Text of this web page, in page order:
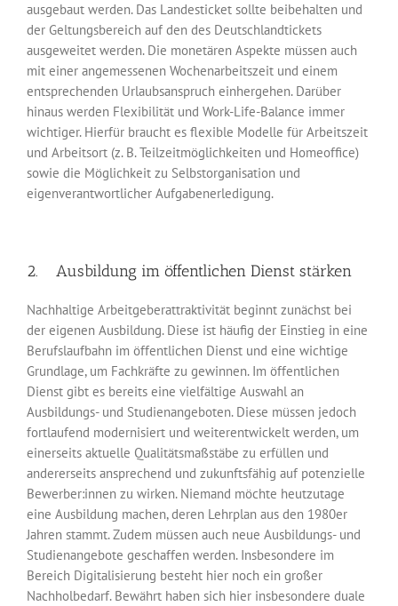
ausgebaut werden. Das Landesticket sollte beibehalten und
der Geltungsbereich auf den des Deutschlandtickets
ausgeweitet werden. Die monetären Aspekte müssen auch
mit einer angemessenen Wochen­arbeitszeit und einem
entsprechenden Urlaubsanspruch einhergehen. Darüber
hinaus werden Flexibilität und Work-Life-Balance immer
wichtiger. Hierfür braucht es flexible Modelle für Arbeitszeit
und Arbeitsort (z. B. Teilzeitmöglichkeiten und Homeoffice)
sowie die Möglichkeit zu Selbstorganisation und
eigenverantwortlicher Aufgaben­erledigung.
2. Ausbildung im öffentlichen Dienst stärken
Nachhaltige Arbeitgeberattraktivität beginnt zunächst bei
der eigenen Ausbildung. Diese ist häufig der Einstieg in eine
Berufslaufbahn im öffentlichen Dienst und eine wichtige
Grundlage, um Fachkräfte zu gewinnen. Im öffentlichen
Dienst gibt es bereits eine vielfältige Auswahl an
Ausbildungs- und Studienangeboten. Diese müssen jedoch
fortlaufend modernisiert und weiterentwickelt werden, um
einerseits aktuelle Qualitäts­maßstäbe zu erfüllen und
andererseits ansprechend und zukunftsfähig auf potenzielle
Bewerber:innen zu wirken. Niemand möchte heutzutage
eine Ausbildung machen, deren Lehrplan aus den 1980er
Jahren stammt. Zudem müssen auch neue Ausbildungs- und
Studienangebote geschaffen werden. Insbesondere im
Bereich Digitalisierung besteht hier noch ein großer
Nachholbedarf. Bewährt haben sich hier insbesondere duale